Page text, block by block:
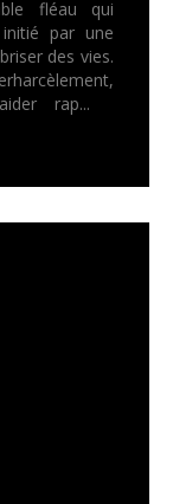
fléau qui
par une
des vies.
rap...